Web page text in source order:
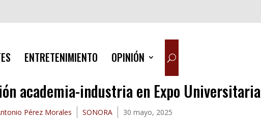
ENTRETENIMIENTO OPINIÓN
academia-industria en Expo Universitaria
Pérez Morales SONORA 30 mayo, 2025